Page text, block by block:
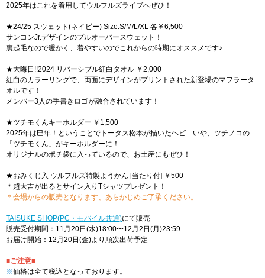
2025年はこれを着用してウルフルズライブへぜひ！
★24/25 スウェット(ネイビー) Size:S/M/L/XL 各￥6,500
サンコンJr.デザインのプルオーバースウェット！
裏起毛なので暖かく、着やすいのでこれからの時期にオススメです♪
★大晦日!!2024 リバーシブル紅白タオル ￥2,000
紅白のカラーリングで、両面にデザインがプリントされた新登場のマフラータ
オルです！
メンバー3人の手書きロゴが融合されています！
★ツチモくんキーホルダー ￥1,500
2025年は巳年！ということでトータス松本が描いたヘビ…いや、ツチノコの
「ツチモくん」がキーホルダーに！
オリジナルのポチ袋に入っているので、お土産にもぜひ！
★おみくじ入 ウルフルズ特製ようかん [当たり付] ￥500
＊超大吉が出るとサイン入りTシャツプレゼント！
＊会場からの販売となります、あらかじめご了承ください。
TAISUKE SHOP(PC・モバイル共通)にて販売
販売受付期間：11月20日(水)18:00〜12月2日(月)23:59
お届け開始：12月20日(金)より順次出荷予定
■ご注意■
※価格は全て税込となっております。